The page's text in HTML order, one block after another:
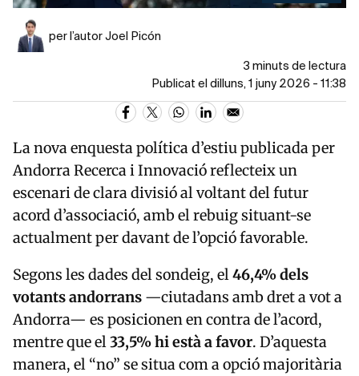
per l’autor Joel Picón
3 minuts de lectura
Publicat el dilluns, 1 juny 2026 - 11:38
La nova enquesta política d’estiu publicada per
Andorra Recerca i Innovacióreflecteix un
escenari de clara divisió al voltant del futur
acord d’associació, amb el rebuig situant-se
actualment per davant de l’opció favorable.
Segons les dades del sondeig, el46,4% dels
votants andorrans —ciutadans amb dret a vot a
Andorra— es posicionen en contra de l’acord,
mentre que el33,5% hi està a favor. D’aquesta
manera, el “no” se situa com a opció majoritària